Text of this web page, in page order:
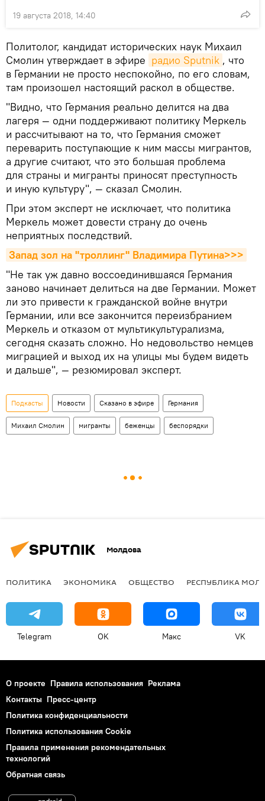
19 августа 2018, 14:40
Политолог, кандидат исторических наук Михаил
Смолин утверждает в эфире радио Sputnik , что
в Германии не просто неспокойно, по его словам,
там произошел настоящий раскол в обществе.
"Видно, что Германия реально делится на два
лагеря — одни поддерживают политику Меркель
и рассчитывают на то, что Германия сможет
переварить поступающие к ним массы мигрантов,
а другие считают, что это большая проблема
для страны и мигранты приносят преступность
и иную культуру", — сказал Смолин.
При этом эксперт не исключает, что политика
Меркель может довести страну до очень
неприятных последствий.
Запад зол на "троллинг" Владимира Путина>>>
"Не так уж давно воссоединившаяся Германия
заново начинает делиться на две Германии. Может
ли это привести к гражданской войне внутри
Германии, или все закончится переизбранием
Меркель и отказом от мультикультурализма,
сегодня сказать сложно. Но недовольство немцев
миграцией и выход их на улицы мы будем видеть
и дальше", — резюмировал эксперт.
Подкасты Новости Сказано в эфире Германия
Михаил Смолин мигранты беженцы беспорядки
Молдова
ПОЛИТИКА ЭКОНОМИКА ОБЩЕСТВО РЕСПУБЛИКА
Telegram OK Макс VK
О проекте Правила использования Реклама
Контакты Пресс-центр
Политика конфиденциальности
Политика использования Cookie
Правила применения рекомендательных
технологий
Обратная связь